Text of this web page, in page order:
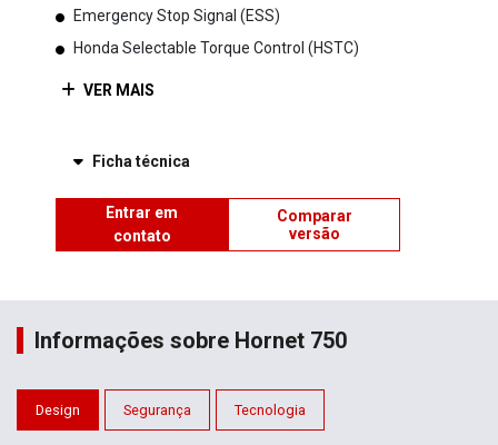
Emergency Stop Signal (ESS)
Honda Selectable Torque Control (HSTC)
VER MAIS
Ficha técnica
Entrar em
contato
Comparar
versão
Informações sobre Hornet 750
Design Segurança Tecnologia